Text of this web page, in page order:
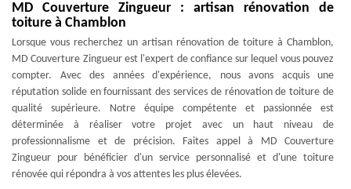
MD Couverture Zingueur : artisan rénovation de
toiture à Chamblon
Lorsque vous recherchez un artisan rénovation de toiture à Chamblon,
MD Couverture Zingueur est l'expert de confiance sur lequel vous pouvez
compter. Avec des années d'expérience, nous avons acquis une
réputation solide en fournissant des services de rénovation de toiture de
qualité supérieure. Notre équipe compétente et passionnée est
déterminée à réaliser votre projet avec un haut niveau de
professionnalisme et de précision. Faites appel à MD Couverture
Zingueur pour bénéficier d'un service personnalisé et d'une toiture
rénovée qui répondra à vos attentes les plus élevées.